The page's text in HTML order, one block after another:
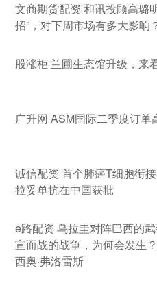
文商期货配资 和讯投顾高璐
招”，对下周市场有多大影响
股涨柜 兰圃生态馆升级，来
广升网 ASM国际二季度订单
诚信配资 首个肺癌T细胞衔
拉妥单抗在中国获批
e路配资 乌拉圭对阵巴西的
宣而战的战争，为何会发生
西奥·弗洛雷斯